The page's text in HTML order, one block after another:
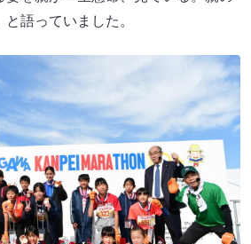
語っていました。